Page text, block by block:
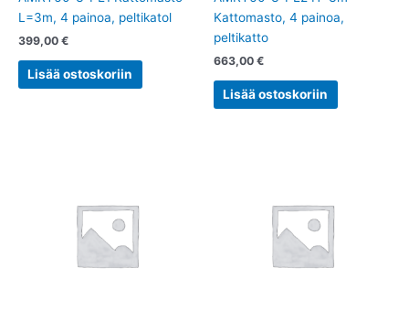
L=3m, 4 painoa, peltikatol
399,00 €
Lisää ostoskoriin
Kattomasto, 4 painoa,
peltikatto
663,00 €
Lisää ostoskoriin